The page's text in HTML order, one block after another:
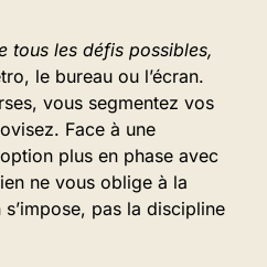
tous les défis possibles,
le bureau ou l’écran.
vous segmentez vos
Face à une
plus en phase avec
ne vous oblige à la
pas la discipline